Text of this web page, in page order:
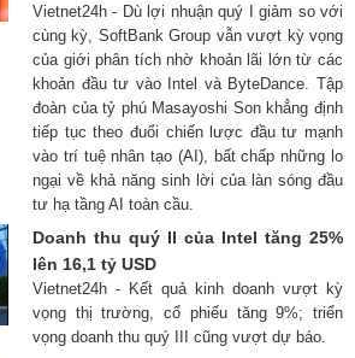
Vietnet24h - Dù lợi nhuận quý I giảm so với
cùng kỳ, SoftBank Group vẫn vượt kỳ vọng
của giới phân tích nhờ khoản lãi lớn từ các
khoản đầu tư vào Intel và ByteDance. Tập
đoàn của tỷ phú Masayoshi Son khẳng định
tiếp tục theo đuổi chiến lược đầu tư mạnh
vào trí tuệ nhân tạo (AI), bất chấp những lo
ngại về khả năng sinh lời của làn sóng đầu
tư hạ tầng AI toàn cầu.
Doanh thu quý II của Intel tăng 25%
lên 16,1 tỷ USD
Vietnet24h - Kết quả kinh doanh vượt kỳ
vọng thị trường, cổ phiếu tăng 9%; triển
vọng doanh thu quý III cũng vượt dự báo.